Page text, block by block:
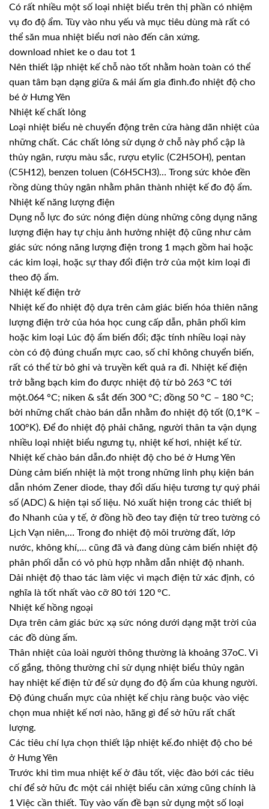
Có rất nhiều một số loại nhiệt biểu trên thị phần có nhiệm
vụ đo độ ẩm. Tùy vào nhu yếu và mục tiêu dùng mà rất có
thể săn mua nhiệt biểu nơi nào đến cân xứng.
download nhiet ke o dau tot 1
Nên thiết lập nhiệt kế chỗ nào tốt nhằm hoàn toàn có thể
quan tâm bạn dạng giữa & mái ấm gia đình.đo nhiệt độ cho
bé ở Hưng Yên
Nhiệt kế chất lỏng
Loại nhiệt biểu nè chuyển động trên cửa hàng dãn nhiệt của
những chất. Các chất lỏng sử dụng ở chỗ này phổ cập là
thủy ngân, rượu màu sắc, rượu etylic (C2H5OH), pentan
(C5H12), benzen toluen (C6H5CH3)… Trong sức khỏe đền
rồng dùng thủy ngân nhằm phân thành nhiệt kế đo độ ẩm.
Nhiệt kế năng lượng điện
Dụng nỗ lực đo sức nóng điện dùng những công dụng năng
lượng điện hay tự chịu ảnh hưởng nhiệt độ cũng như cảm
giác sức nóng năng lượng điện trong 1 mạch gồm hai hoặc
các kim loại, hoặc sự thay đổi điện trở của một kim loại đi
theo độ ẩm.
Nhiệt kế điện trở
Nhiệt kế đo nhiệt độ dựa trên cảm giác biến hóa thiên năng
lượng điện trở của hóa học cung cấp dẫn, phân phối kim
hoặc kim loại Lúc độ ẩm biến đổi; đặc tính nhiều loại này
còn có độ đúng chuẩn mực cao, số chỉ không chuyển biến,
rất có thể từ bỏ ghi và truyền kết quả ra đi. Nhiệt kế điện
trở bằng bạch kim đo được nhiệt độ từ bỏ 263 °C tới
một.064 °C; niken & sắt đến 300 °C; đồng 50 °C – 180 °C;
bởi những chất chào bán dẫn nhằm đo nhiệt độ tốt (0,1°K –
100°K). Để đo nhiệt độ phải chăng, người thân ta vận dụng
nhiều loại nhiệt biểu ngưng tụ, nhiệt kế hơi, nhiệt kế từ.
Nhiệt kế chào bán dẫn.đo nhiệt độ cho bé ở Hưng Yên
Dùng cảm biến nhiệt là một trong những linh phụ kiện bán
dẫn nhóm Zener diode, thay đổi dấu hiệu tương tự quý phái
số (ADC) & hiện tại số liệu. Nó xuất hiện trong các thiết bị
đo Nhanh của y tế, ở đồng hồ đeo tay điện tử treo tường có
Lịch Vạn niên,… Trong đo nhiệt độ môi trường đất, lớp
nước, không khí,… cũng đã và đang dùng cảm biến nhiệt độ
phân phối dẫn có vỏ phù hợp nhằm dẫn nhiệt độ nhanh.
Dải nhiệt độ thao tác làm việc vì mạch điện tử xác định, có
nghĩa là tốt nhất vào cỡ 80 tới 120 °C.
Nhiệt kế hồng ngoại
Dựa trên cảm giác bức xạ sức nóng dưới dạng mặt trời của
các đồ dùng ấm.
Thân nhiệt của loài người thông thường là khoảng 37oC. Vì
cố gắng, thông thường chỉ sử dụng nhiệt biểu thủy ngân
hay nhiệt kế điện tử để sử dụng đo độ ẩm của khung người.
Độ đúng chuẩn mực của nhiệt kế chịu ràng buộc vào việc
chọn mua nhiệt kế nơi nào, hãng gì để sở hữu rất chất
lượng.
Các tiêu chí lựa chọn thiết lập nhiệt kế.đo nhiệt độ cho bé
ở Hưng Yên
Trước khi tìm mua nhiệt kế ở đâu tốt, việc đào bới các tiêu
chí để sở hữu đc một cái nhiệt biểu cân xứng cũng chính là
1 Việc cần thiết. Tùy vào vấn đề bạn sử dụng một số loại